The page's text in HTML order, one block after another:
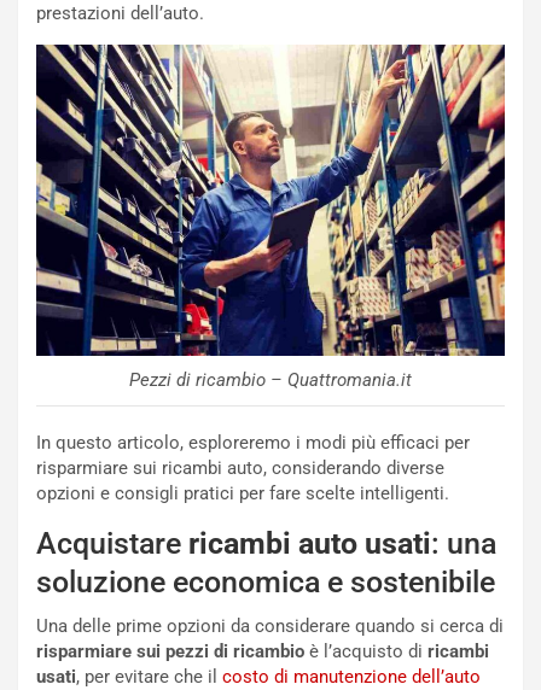
prestazioni dell’auto.
Pezzi di ricambio – Quattromania.it
In questo articolo, esploreremo i modi più efficaci per
risparmiare sui ricambi auto, considerando diverse
opzioni e consigli pratici per fare scelte intelligenti.
Acquistare ricambi auto usati: una
soluzione economica e sostenibile
Una delle prime opzioni da considerare quando si cerca di
risparmiare sui pezzi di ricambio è l’acquisto di ricambi
usati, per evitare che il costo di manutenzione dell’auto